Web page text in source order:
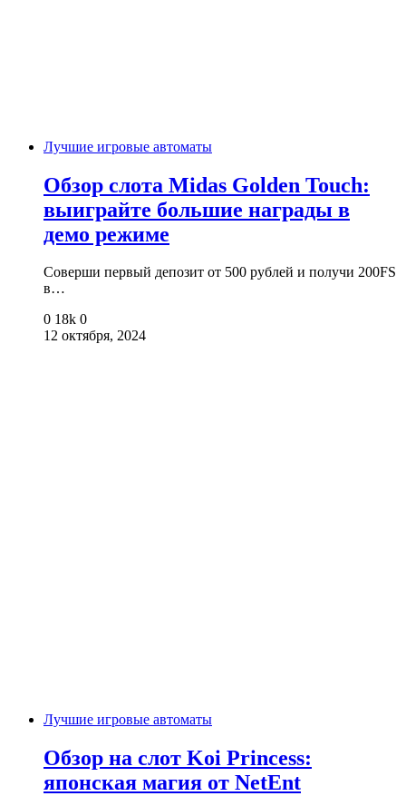
Лучшие игровые автоматы
Обзор слота Midas Golden Touch:
выиграйте большие награды в
демо режиме
Соверши первый депозит от 500 рублей и получи 200FS
в…
0 18k 0
12 октября, 2024
Лучшие игровые автоматы
Обзор на слот Koi Princess:
японская магия от NetEnt